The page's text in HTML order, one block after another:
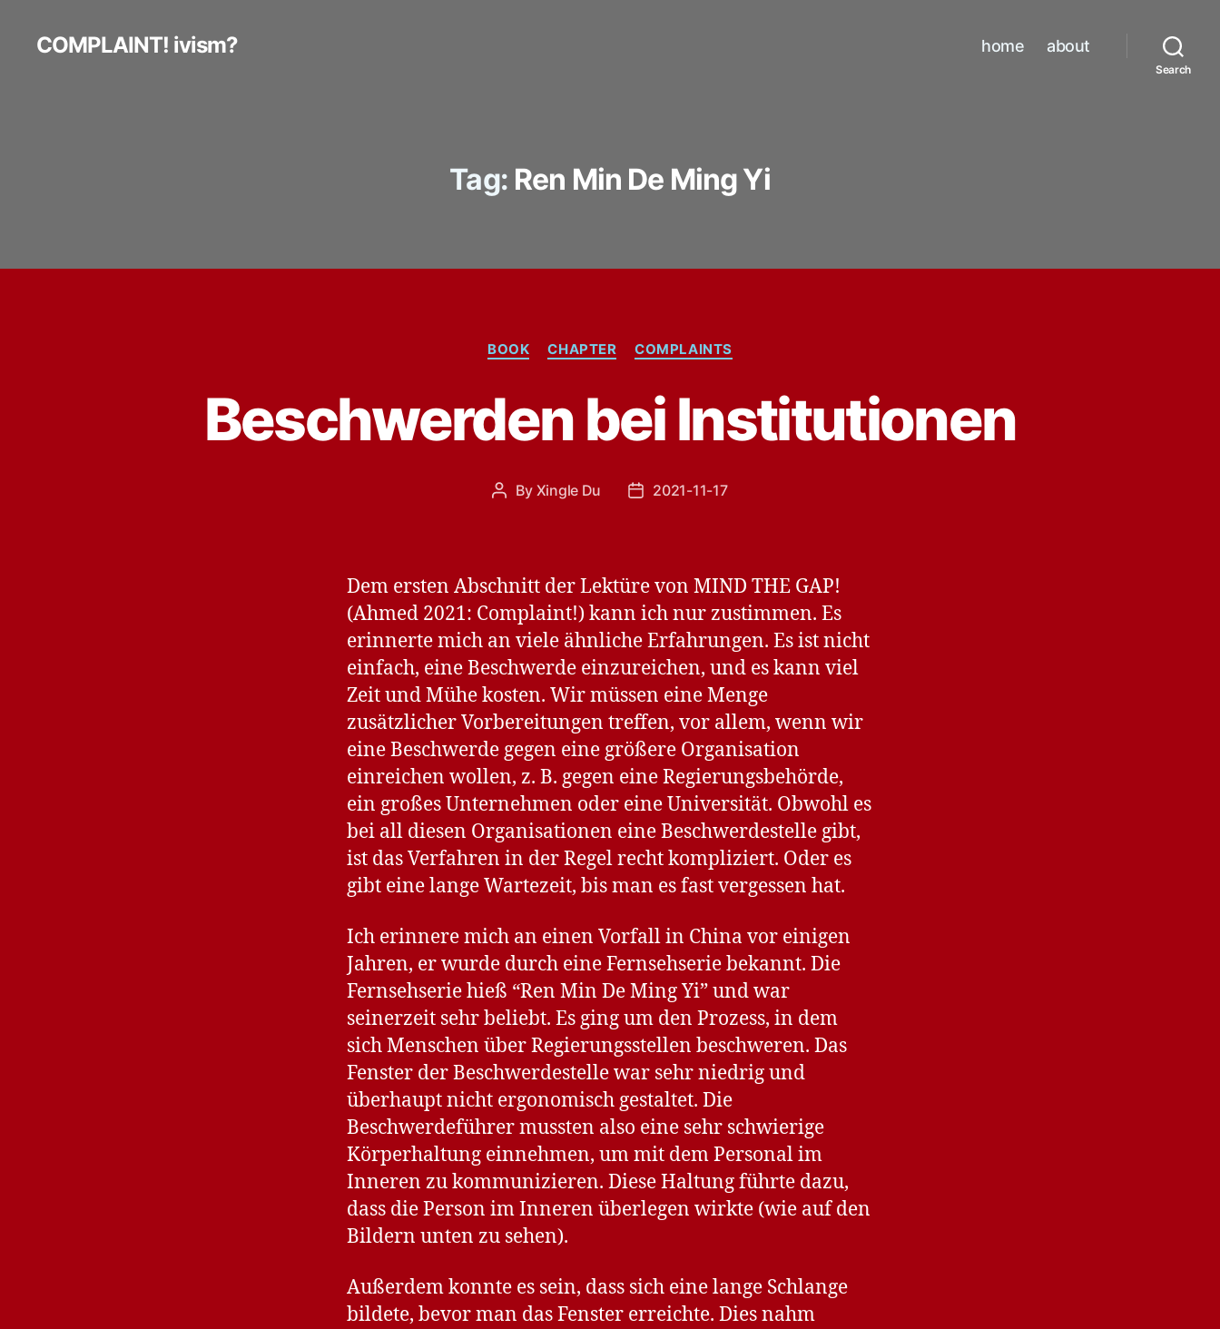
COMPLAINT! ivism? home about
Search
Tag: Ren Min De Ming Yi
Categories
BOOK CHAPTER COMPLAINTS
Beschwerden bei Institutionen
Post
By Xingle Du
Post2021-11-17
Dem ersten Abschnitt der Lektüre von MIND THE GAP!
(Ahmed 2021: Complaint!) kann ich nur zustimmen. Es
erinnerte mich an viele ähnliche Erfahrungen. Es ist nicht
einfach, eine Beschwerde einzureichen, und es kann viel
Zeit und Mühe kosten. Wir müssen eine Menge
zusätzlicher Vorbereitungen treffen, vor allem, wenn wir
eine Beschwerde gegen eine größere Organisation
einreichen wollen, z. B. gegen eine Regierungsbehörde,
ein großes Unternehmen oder eine Universität. Obwohl es
bei all diesen Organisationen eine Beschwerdestelle gibt,
ist das Verfahren in der Regel recht kompliziert. Oder es
gibt eine lange Wartezeit, bis man es fast vergessen hat.
Ich erinnere mich an einen Vorfall in China vor einigen
Jahren, er wurde durch eine Fernsehserie bekannt. Die
Fernsehserie hieß “Ren Min De Ming Yi” und war
seinerzeit sehr beliebt. Es ging um den Prozess, in dem
sich Menschen über Regierungsstellen beschweren. Das
Fenster der Beschwerdestelle war sehr niedrig und
überhaupt nicht ergonomisch gestaltet. Die
Beschwerdeführer mussten also eine sehr schwierige
Körperhaltung einnehmen, um mit dem Personal im
Inneren zu kommunizieren. Diese Haltung führte dazu,
dass die Person im Inneren überlegen wirkte (wie auf den
Bildern unten zu sehen).
Außerdem konnte es sein, dass sich eine lange Schlange
bildete, bevor man das Fenster erreichte. Dies nahm